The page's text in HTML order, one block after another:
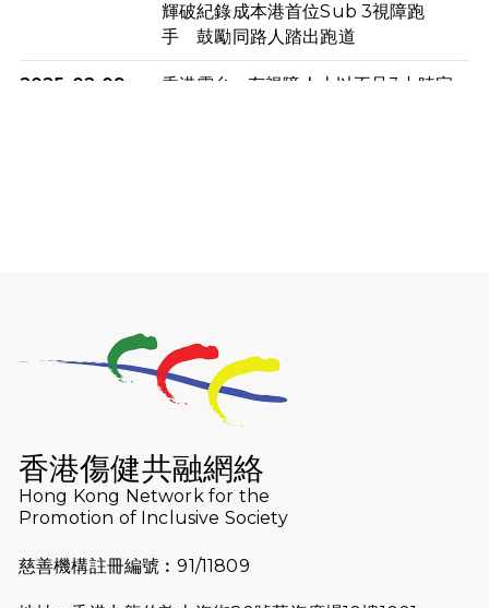
輝破紀錄成本港首位Sub 3視障跑
手 鼓勵同路人踏出跑道
2025-02-09
香港電台 - 有視障人士以不足3小時完
成就毅行壯舉
尋找跑會的故事 #23 | 猛龍長跑會 -
Why Not Run
2024-11-07
樂施毅行者｜毅行40「堅」並肩下周
五開鑼 逾4千健兒蓄勢待發
跑友黃志輝(Jeff)和鄭子健(Jason)
香港傷健共融網絡
Hong Kong Network for the
Promotion of Inclusive Society
慈善機構註冊編號︰91/11809